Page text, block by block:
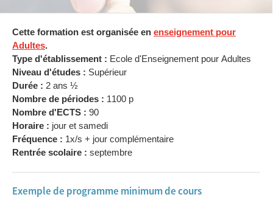
Cette formation est organisée en enseignement pour
Adultes.
Type d'établissement : Ecole d'Enseignement pour Adultes
Niveau d'études : Supérieur
Durée : 2 ans ½
Nombre de périodes : 1100 p
Nombre d'ECTS : 90
Horaire :
jour et samedi
Fréquence : 1x/s + jour complémentaire
Rentrée scolaire : septembre
Exemple de programme minimum de cours